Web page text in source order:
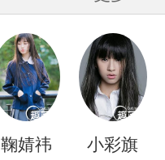
鞠婧祎 小彩旗